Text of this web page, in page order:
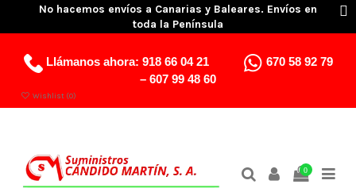
No hacemos envíos a Canarias y Baleares. Envíos en
toda la Península
Llámanos ahora: 918 66 04 21
670 58 92 79
– 607 99 48 60
Wishlist (0)
0